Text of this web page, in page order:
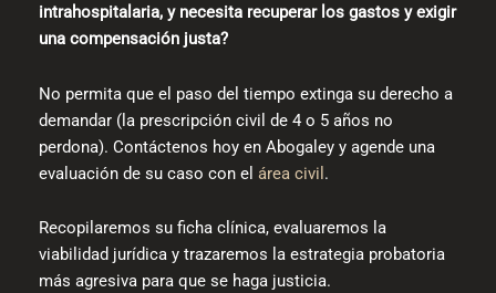
intrahospitalaria, y necesita recuperar los gastos y exigir
una compensación justa?
No permita que el paso del tiempo extinga su derecho a
demandar (la prescripción civil de 4 o 5 años no
perdona). Contáctenos hoy en Abogaley y agende una
evaluación de su caso con el área civil .
Recopilaremos su ficha clínica, evaluaremos la
viabilidad jurídica y trazaremos la estrategia probatoria
más agresiva para que se haga justicia.